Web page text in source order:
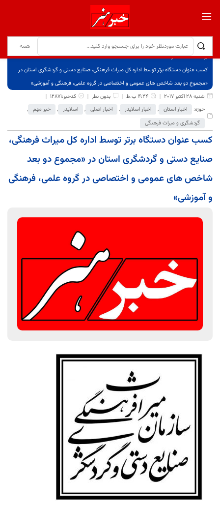
برگ نخست
نوشته‌ها
کسب عنوان دستگاه برتر توسط اداره کل میراث فرهنگی، صنایع دستی و گردشگری استان در
«مجموع دو بعد شاخص های عمومی و اختصاصی در گروه علمی، فرهنگی و آموزشی»
شنبه 28 اکتبر 2017
4:24 ب.ظ بدون نظر
کدخبر:12871
حوزه:
اخبار استان , اخبار اسلایدر , اخبار اصلی , اسلایدر , خبر مهم ,
گردشگری و میراث فرهنگی
کسب عنوان دستگاه برتر توسط اداره کل میراث فرهنگی،
صنایع دستی و گردشگری استان در «مجموع دو بعد
شاخص های عمومی و اختصاصی در گروه علمی، فرهنگی
و آموزشی»